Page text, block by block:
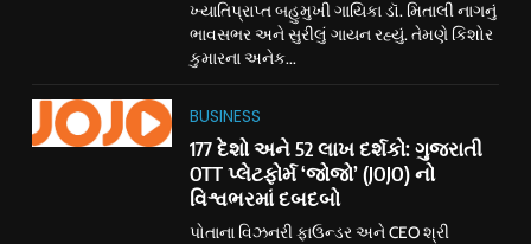
ખ્યાતિપ્રાપ્ત બહુમુખી ગાયિકા ડૉ. મિતાલી નાગનું
ભાવસભર અને સુરીલું ગાયન રહ્યું. તેમણે કિશોર
કુમારના અનેક...
BUSINESS
177 દેશો અને 52 લાખ દર્શકો: ગુજરાતી
OTT પ્લેટફોર્મ ‘જોજો’ (JOJO) નો
વિશ્વભરમાં દબદબો
પોતાના વિઝનરી ફાઉન્ડર અને CEO શ્રી